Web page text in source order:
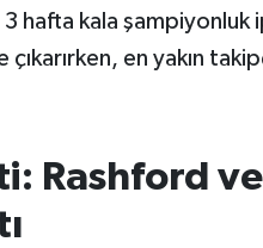
hafta kala şampiyonluk
çıkarırken, en yakın
Rashford